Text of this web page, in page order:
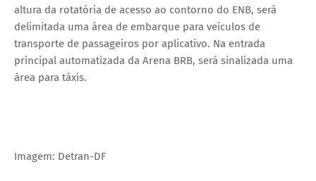
altura da rotatória de acesso ao contorno do ENB, será
delimitada uma área de embarque para veículos de
transporte de passageiros por aplicativo. Na entrada
principal automatizada da Arena BRB, será sinalizada uma
área para táxis.
Imagem: Detran-DF